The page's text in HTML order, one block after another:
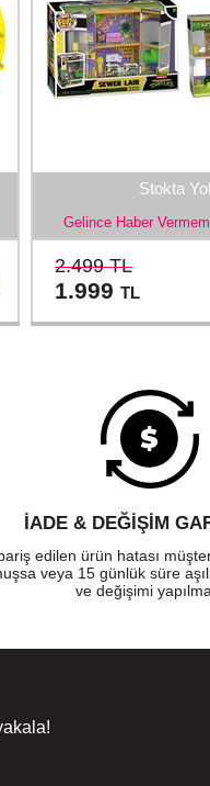
Stokta
Gelince Haber
2.499 TL
1.999TL
İADE & DEĞİŞİM
edilen ürün hatası
veya 15 günlük süre
ve değişimi